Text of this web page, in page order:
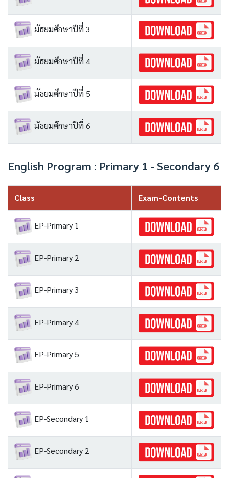
มัธยมศึกษาปีที่ 3
มัธยมศึกษาปีที่ 4
มัธยมศึกษาปีที่ 5
มัธยมศึกษาปีที่ 6
English Program : Primary 1 - Secondary 6
Class Exam-Contents
EP-Primary 1
EP-Primary 2
EP-Primary 3
EP-Primary 4
EP-Primary 5
EP-Primary 6
EP-Secondary 1
EP-Secondary 2